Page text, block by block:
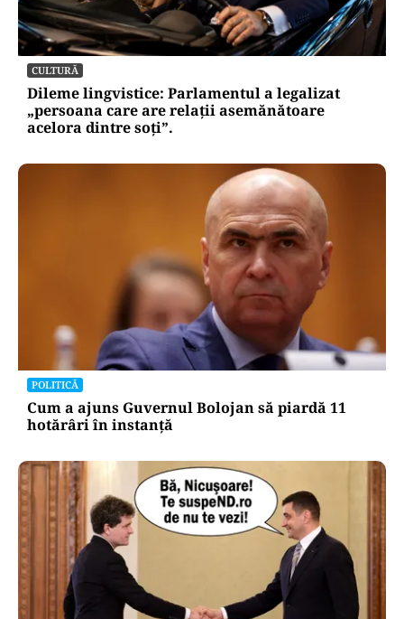
CULTURĂ
Dileme lingvistice: Parlamentul a legalizat
„persoana care are relații asemănătoare
acelora dintre soți”.
POLITICĂ
Cum a ajuns Guvernul Bolojan să piardă 11
hotărâri în instanță